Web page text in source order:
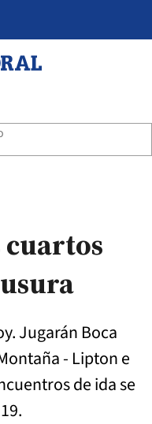
cuartos
Jugarán Boca
- Lipton e
de ida se